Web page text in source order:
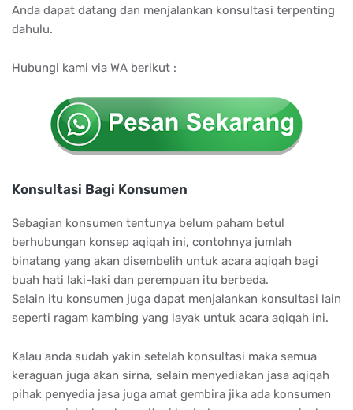
Anda dapat datang dan menjalankan konsultasi terpenting
dahulu.
Hubungi kami via WA berikut :
Konsultasi Bagi Konsumen
Sebagian konsumen tentunya belum paham betul
berhubungan konsep aqiqah ini, contohnya jumlah
binatang yang akan disembelih untuk acara aqiqah bagi
buah hati laki-laki dan perempuan itu berbeda.
Selain itu konsumen juga dapat menjalankan konsultasi lain
seperti ragam kambing yang layak untuk acara aqiqah ini.
Kalau anda sudah yakin setelah konsultasi maka semua
keraguan juga akan sirna, selain menyediakan jasa aqiqah
pihak penyedia jasa juga amat gembira jika ada konsumen